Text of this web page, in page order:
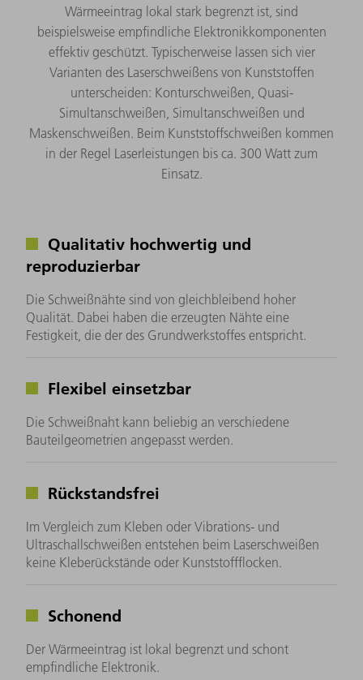
Wärmeeintrag lokal stark begrenzt ist, sind
beispielsweise empfindliche Elektronikkomponenten
effektiv geschützt. Typischerweise lassen sich vier
Varianten des Laserschweißens von Kunststoffen
unterscheiden: Konturschweißen, Quasi-
Simultanschweißen, Simultanschweißen und
Maskenschweißen. Beim Kunststoffschweißen kommen
in der Regel Laserleistungen bis ca. 300 Watt zum
Einsatz.
Qualitativ hochwertig und
reproduzierbar
Die Schweißnähte sind von gleichbleibend hoher
Qualität. Dabei haben die erzeugten Nähte eine
Festigkeit, die der des Grundwerkstoffes entspricht.
Flexibel einsetzbar
Die Schweißnaht kann beliebig an verschiedene
Bauteilgeometrien angepasst werden.
Rückstandsfrei
Im Vergleich zum Kleben oder Vibrations- und
Ultraschallschweißen entstehen beim Laserschweißen
keine Kleberückstände oder Kunststoffflocken.
Schonend
Der Wärmeeintrag ist lokal begrenzt und schont
empfindliche Elektronik.